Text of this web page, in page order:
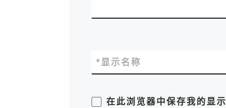
显示名称
*
在此浏览器中保存我的显